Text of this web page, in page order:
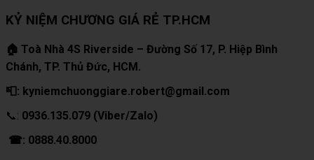
KỶ NIỆM CHƯƠNG GIÁ RẺ TP.HCM
🏠 Toà Nhà 4S Riverside – Đường Số 17, P. Hiệp Bình
Chánh, TP. Thủ Đức, HCM.
📮: kyniemchuonggiare.robert@gmail.com
📞: 0936.135.079 (Viber/Zalo)
☎: 0888.40.8000